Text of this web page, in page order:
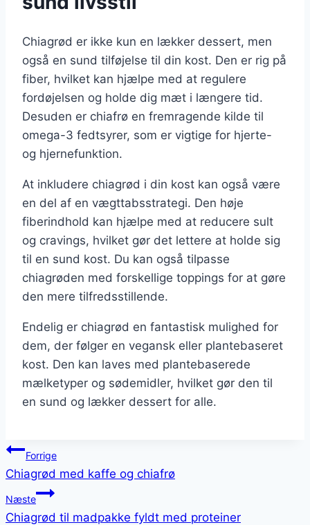
Chiagrød er ikke kun en lækker dessert, men
også en sund tilføjelse til din kost. Den er rig på
fiber, hvilket kan hjælpe med at regulere
fordøjelsen og holde dig mæt i længere tid.
Desuden er chiafrø en fremragende kilde til
omega-3 fedtsyrer, som er vigtige for hjerte-
og hjernefunktion.
At inkludere chiagrød i din kost kan også være
en del af en vægttabsstrategi. Den høje
fiberindhold kan hjælpe med at reducere sult
og cravings, hvilket gør det lettere at holde sig
til en sund kost. Du kan også tilpasse
chiagrøden med forskellige toppings for at gøre
den mere tilfredsstillende.
Endelig er chiagrød en fantastisk mulighed for
dem, der følger en vegansk eller plantebaseret
kost. Den kan laves med plantebaserede
mælketyper og sødemidler, hvilket gør den til
en sund og lækker dessert for alle.
Indlægsnavigation
Forrige
Chiagrød med kaffe og chiafrø
Næste
Chiagrød til madpakke fyldt med proteiner